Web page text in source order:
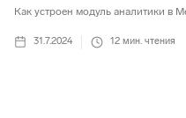
Как устроен модуль аналитики в
31.7.2024 12 мин. чтения